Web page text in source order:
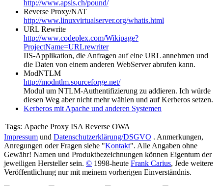
http://www.apsis.ch/pound/
Reverse Proxy/NAT
http://www.linuxvirtualserver.org/whatis.html
URL Rewrite
http://www.codeplex.com/Wikipage?
ProjectName=URLrewriter
IIS-Applikation, die Anfragen auf eine URL annehmen und
die Daten von einem anderen WebServer abrufen kann.
ModNTLM
http://modntlm.sourceforge.net/
Modul um NTLM-Authentifizierung zu addieren. Ich würde
diesen Weg aber nicht mehr wählen und auf Kerberos setzen.
Kerberos mit Apache und anderen Systemen
Tags: Apache Proxy ISA Reverse OWA
Impressum und Datenschutzerklärung/DSGVO . Anmerkungen,
Anregungen oder Fragen siehe "Kontakt". Alle Angaben ohne
Gewähr! Namen und Produktbezeichnungen können Eigentum der
jeweiligen Hersteller sein. © 1998-heute Frank Carius, Jede weitere
Veröffentlichung nur mit meinem vorherigen Einverständnis.